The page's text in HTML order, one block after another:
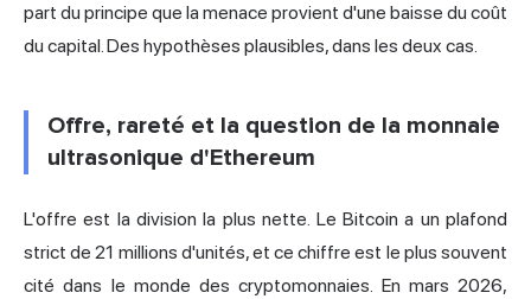
part du principe que la menace provient d'une baisse du coût
du capital. Des hypothèses plausibles, dans les deux cas.
Offre, rareté et la question de la monnaie
ultrasonique d'Ethereum
L'offre est la division la plus nette. Le Bitcoin a un plafond
strict de 21 millions d'unités, et ce chiffre est le plus souvent
cité dans le monde des cryptomonnaies. En mars 2026,